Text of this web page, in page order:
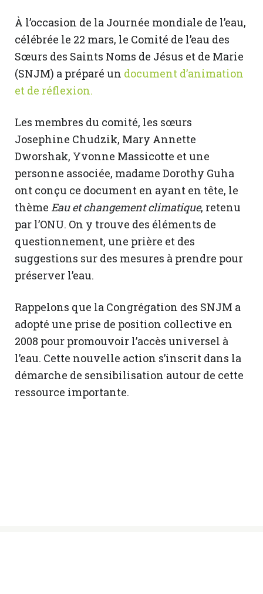
À l’occasion de la Journée mondiale de l’eau,
célébrée le 22 mars, le Comité de l’eau des
Sœurs des Saints Noms de Jésus et de Marie
(SNJM) a préparé un document d’animation
et de réflexion.
Les membres du comité, les sœurs
Josephine Chudzik, Mary Annette
Dworshak, Yvonne Massicotte et une
personne associée, madame Dorothy Guha
ont conçu ce document en ayant en tête, le
thème Eau et changement climatique, retenu
par l’ONU. On y trouve des éléments de
questionnement, une prière et des
suggestions sur des mesures à prendre pour
préserver l’eau.
Rappelons que la Congrégation des SNJM a
adopté une prise de position collective en
2008 pour promouvoir l’accès universel à
l’eau. Cette nouvelle action s’inscrit dans la
démarche de sensibilisation autour de cette
ressource importante.